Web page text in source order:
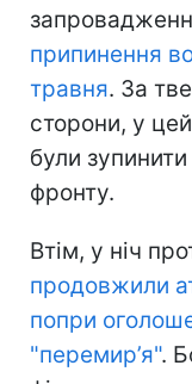
припинення
травня. За
сторони, у
були зупинити
фронту.
Втім, у ніч
продовжили
попри
"перемир’я".